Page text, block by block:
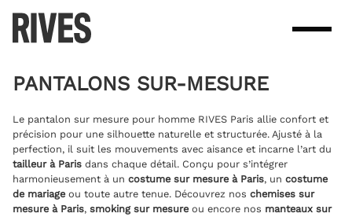
content
PANTALONS SUR-MESURE
Le pantalon sur mesure pour homme RIVES Paris allie confort et
précision pour une silhouette naturelle et structurée. Ajusté à la
perfection, il suit les mouvements avec aisance et incarne l’art du
tailleur à Parisdans chaque détail. Conçu pour s’intégrer
harmonieusement à un costume sur mesure à Paris, un costume
de mariageou toute autre tenue. Découvrez nos chemises sur
mesure à Paris, smoking sur mesure ou encore nos manteaux sur